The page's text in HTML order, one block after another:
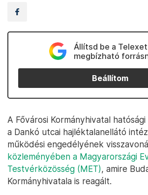
Állítsd be a Telexet
megbízható
Beállítom
A Fővárosi Kormányhivatal
a Dankó utcai hajléktalanellátó
működési engedélyének
közleményében a Magyarországi
Testvérközösség (MET), amire
Kormányhivatala is reagált.